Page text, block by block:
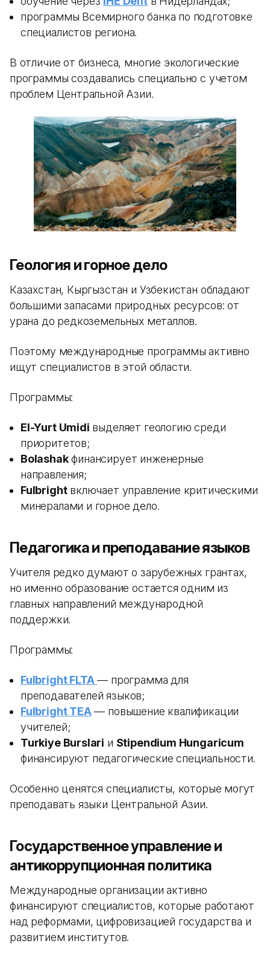
программы Всемирного банка по подготовке
специалистов региона.
В отличие от бизнеса, многие экологические
программы создавались специально с учетом
проблем Центральной Азии.
Геология и горное дело
Казахстан, Кыргызстан и Узбекистан обладают
большими запасами природных ресурсов: от
урана до редкоземельных металлов.
Поэтому международные программы активно
ищут специалистов в этой области.
Программы:
El-Yurt Umidi выделяет геологию среди
приоритетов;
Bolashakфинансирует инженерные
направления;
Fulbrightвключает управление критическими
минералами и горное дело.
Педагогика и преподавание языков
Учителя редко думают о зарубежных грантах,
но именно образование остается одним из
главных направлений международной
поддержки.
Программы:
Fulbright FLTA — программа для
преподавателей языков;
Fulbright TEA— повышение квалификации
учителей;
Turkiye Burslari и Stipendium Hungaricum
финансируют педагогические специальности.
Особенно ценятся специалисты, которые могут
преподавать языки Центральной Азии.
Государственное управление и
антикоррупционная политика
Международные организации активно
финансируют специалистов, которые работают
над реформами, цифровизацией государства и
развитием институтов.